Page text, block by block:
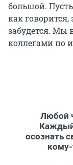
большой.
как
забудется. Мы
коллегами по
Любой
осознать